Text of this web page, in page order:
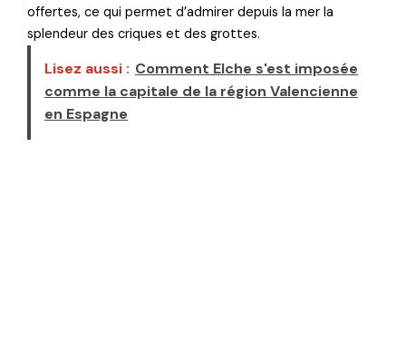
offertes, ce qui permet d’admirer depuis la mer la
splendeur des criques et des grottes.
Lisez aussi : Comment Elche s'est imposée
comme la capitale de la région Valencienne
en Espagne